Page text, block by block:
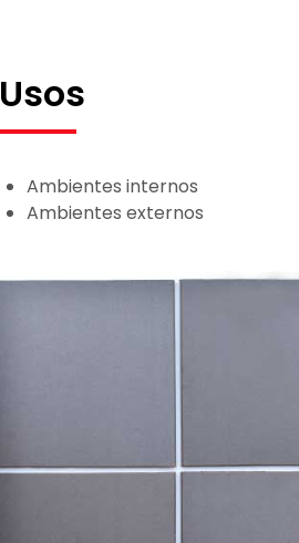
Usos
Ambientes internos
Ambientes externos